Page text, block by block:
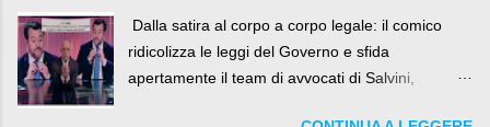
​ Dalla satira al corpo a corpo legale: il comico
ridicolizza le leggi del Governo e sfida
apertamente il team di avvocati di Salvini,